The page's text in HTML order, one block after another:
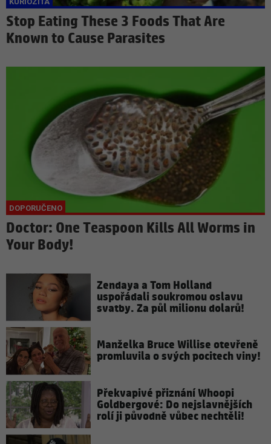
Stop Eating These 3 Foods That Are
Known to Cause Parasites
Doctor: One Teaspoon Kills All Worms in
Your Body!
Zendaya a Tom Holland
uspořádali soukromou oslavu
svatby. Za půl milionu dolarů!
Manželka Bruce Willise otevřeně
promluvila o svých pocitech viny!
Překvapivé přiznání Whoopi
Goldbergové: Do nejslavnějších
rolí ji původně vůbec nechtěli!